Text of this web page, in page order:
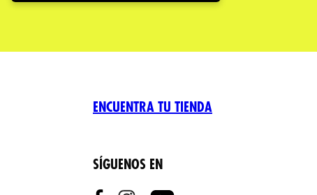
ENCUENTRA TU TIENDA
SÍGUENOS EN